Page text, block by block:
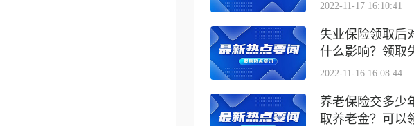
2022-11-17 16:10:41
失业保险领取后
什么影响？领取
2022-11-16 16:08:44
养老保险交多少
取养老金？可以